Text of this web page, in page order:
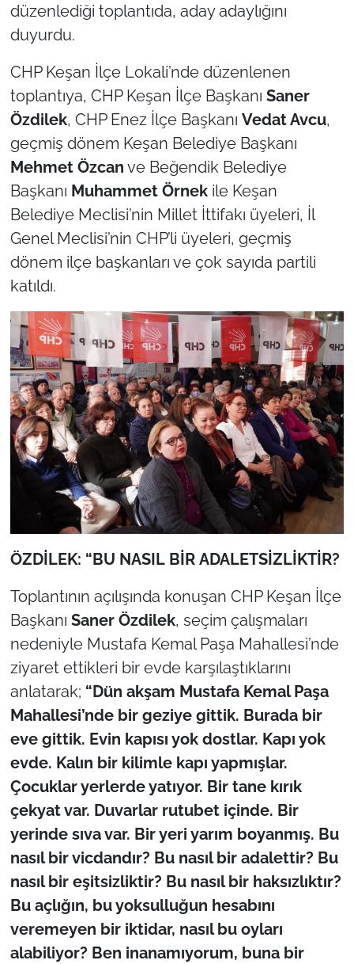
düzenlediği toplantıda, aday adaylığını
duyurdu.
CHP Keşan İlçe Lokali’nde düzenlenen
toplantıya, CHP Keşan İlçe Başkanı Saner
Özdilek, CHP Enez İlçe Başkanı Vedat Avcu,
geçmiş dönem Keşan Belediye Başkanı
Mehmet Özcan ve Beğendik Belediye
Başkanı Muhammet Örnekile Keşan
Belediye Meclisi’nin Millet İttifakı üyeleri, İl
Genel Meclisi’nin CHP’li üyeleri, geçmiş
dönem ilçe başkanları ve çok sayıda partili
katıldı.
ÖZDİLEK: “BU NASIL BİR ADALETSİZLİKTİR?
Toplantının açılışında konuşan CHP Keşan İlçe
Başkanı Saner Özdilek, seçim çalışmaları
nedeniyle Mustafa Kemal Paşa Mahallesi’nde
ziyaret ettikleri bir evde karşılaştıklarını
anlatarak; “Dün akşam Mustafa Kemal Paşa
Mahallesi’nde bir geziye gittik. Burada bir
eve gittik. Evin kapısı yok dostlar. Kapı yok
evde. Kalın bir kilimle kapı yapmışlar.
Çocuklar yerlerde yatıyor. Bir tane kırık
çekyat var. Duvarlar rutubet içinde. Bir
yerinde sıva var. Bir yeri yarım boyanmış. Bu
nasıl bir vicdandır? Bu nasıl bir adalettir? Bu
nasıl bir eşitsizliktir? Bu nasıl bir haksızlıktır?
Bu açlığın, bu yoksulluğun hesabını
veremeyen bir iktidar, nasıl bu oyları
alabiliyor? Ben inanamıyorum, buna bir
ÇANAKKALE
Bölge
Güvenlik
Genel
Politika
Flaş Haber
Magazin
İş Dünyası
Bilim Teknoloji
English News
Canlı Maç
Gündem-Eğitim